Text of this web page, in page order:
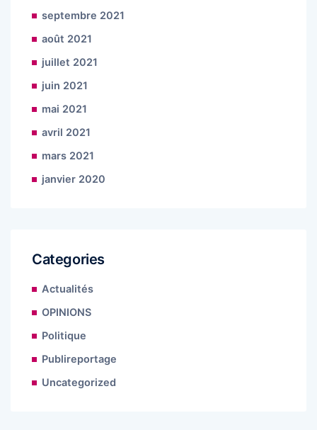
septembre 2021
août 2021
juillet 2021
juin 2021
mai 2021
avril 2021
mars 2021
janvier 2020
Categories
Actualités
OPINIONS
Politique
Publireportage
Uncategorized